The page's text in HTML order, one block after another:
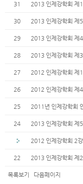
31 2013 인제강학회 제
30 2013 인제강학회 제
29 2013 인제강학회 제
28 2013 인제강학회 제
27 2012 인제강학회 제
26 2012 인제강학회 제
25 2011년 인제강학회
24 2013 인제강학회 제
2012 인제강학회 2
22 2013 인제강학회 제
목록보기 다음페이지